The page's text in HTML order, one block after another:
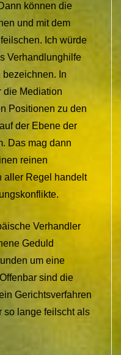
können die
und mit dem
Ich würde
Verhandlunghilfe
In
die Mediation
Positionen zu den
der Ebene der
Das mag dann
reinen
aller Regel handelt
Verhandler
Geduld
um eine
sind die
Gerichtsverfahren
so lange feilscht als